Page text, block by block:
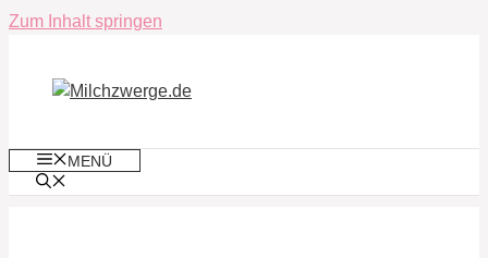
Zum Inhalt springen
MENÜ